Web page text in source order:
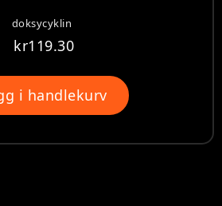
doksycyklin
kr119.30
i handlekurv